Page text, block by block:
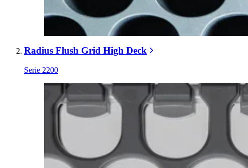
Radius Flush Grid High Deck
Serie 2200